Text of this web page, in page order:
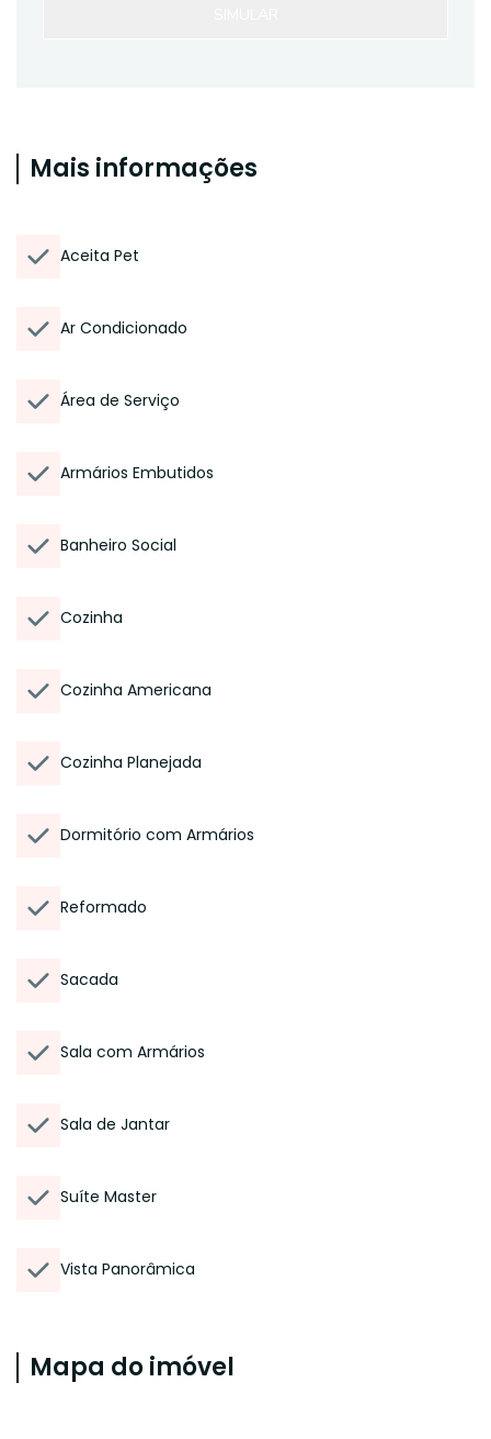
Mais informações
Aceita Pet
Ar Condicionado
Área de Serviço
Armários Embutidos
Banheiro Social
Cozinha
Cozinha Americana
Cozinha Planejada
Dormitório com Armários
Reformado
Sacada
Sala com Armários
Sala de Jantar
Suíte Master
Vista Panorâmica
Mapa do imóvel